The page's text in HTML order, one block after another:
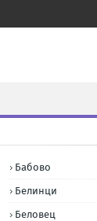
Бабово
Белинци
Беловец